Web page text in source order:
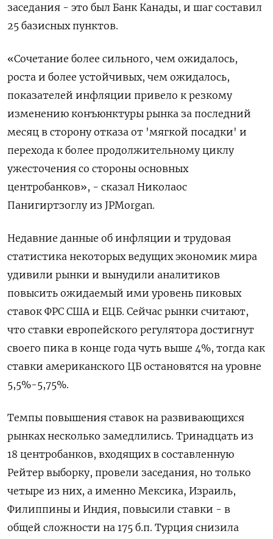
заседания - это был Банк Канады, и шаг составил
25 базисных пунктов.
«Сочетание более сильного, чем ожидалось,
роста и более устойчивых, чем ожидалось,
показателей инфляции привело к резкому
изменению конъюнктуры рынка за последний
месяц в сторону отказа от 'мягкой посадки' и
перехода к более продолжительному циклу
ужесточения со стороны основных
центробанков», - сказал Николаос
Панигиртзоглу из JPMorgan.
Недавние данные об инфляции и трудовая
статистика некоторых ведущих экономик мира
удивили рынки и вынудили аналитиков
повысить ожидаемый ими уровень пиковых
ставок ФРС США и ЕЦБ. Сейчас рынки считают,
что ставки европейского регулятора достигнут
своего пика в конце года чуть выше 4%, тогда как
ставки американского ЦБ остановятся на уровне
5,5%-5,75%.
Темпы повышения ставок на развивающихся
рынках несколько замедлились. Тринадцать из
18 центробанков, входящих в составленную
Рейтер выборку, провели заседания, но только
четыре из них, а именно Мексика, Израиль,
Филиппины и Индия, повысили ставки - в
общей сложности на 175 б.п. Турция снизила